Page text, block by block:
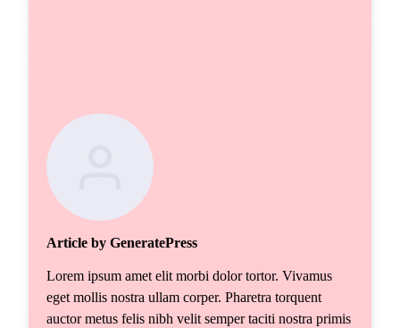
Article by GeneratePress
Lorem ipsum amet elit morbi dolor tortor. Vivamus
eget mollis nostra ullam corper. Pharetra torquent
auctor metus felis nibh velit semper taciti nostra primis